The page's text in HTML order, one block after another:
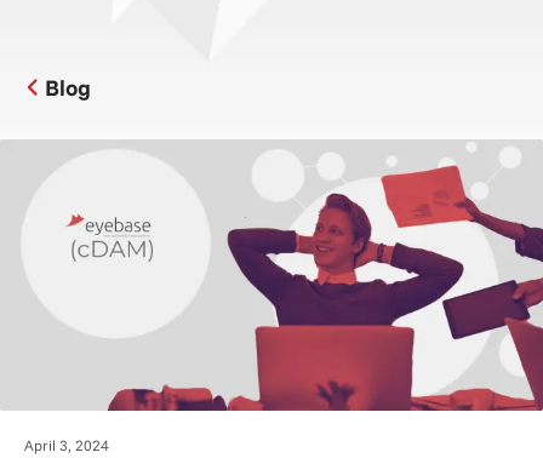
Blog
April 3, 2024